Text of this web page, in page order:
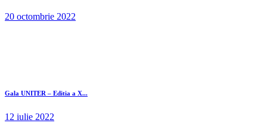
20 octombrie 2022
Gala UNITER – Editia a X...
12 iulie 2022